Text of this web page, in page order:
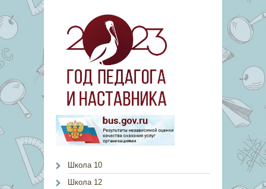
Школа 10
Школа 12